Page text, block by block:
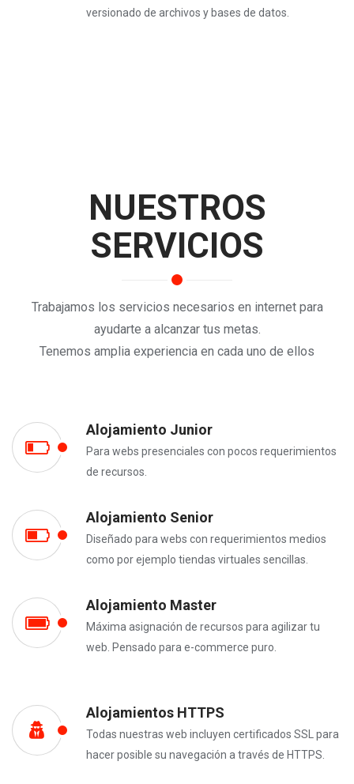
versionado de archivos y bases de datos.
NUESTROS
SERVICIOS
Trabajamos los servicios necesarios en internet para
ayudarte a alcanzar tus metas.
Tenemos amplia experiencia en cada uno de ellos
Alojamiento Junior
Para webs presenciales con pocos requerimientos
de recursos.
Alojamiento Senior
Diseñado para webs con requerimientos medios
como por ejemplo tiendas virtuales sencillas.
Alojamiento Master
Máxima asignación de recursos para agilizar tu
web. Pensado para e-commerce puro.
Alojamientos HTTPS
Todas nuestras web incluyen certificados SSL para
hacer posible su navegación a través de HTTPS.